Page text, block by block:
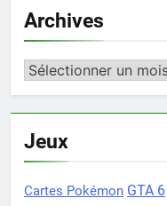
Archives
Archives
Jeux
Cartes Pokémon GTA 6